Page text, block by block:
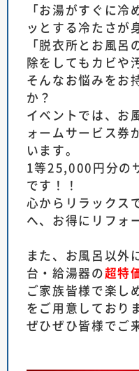
「お湯がすぐに
ッとする冷たさが
「脱衣所とお風
除をしてもカビや
そんなお悩みをお
か？
イベントでは、お
ォームサービス券
います。
1等25,000円分の
です！！
心からリラックス
へ、お得にリフォ
また、お風呂以外
台・給湯器の超特
ご家族皆様で楽し
をご用意しており
ぜひぜひ皆様でご